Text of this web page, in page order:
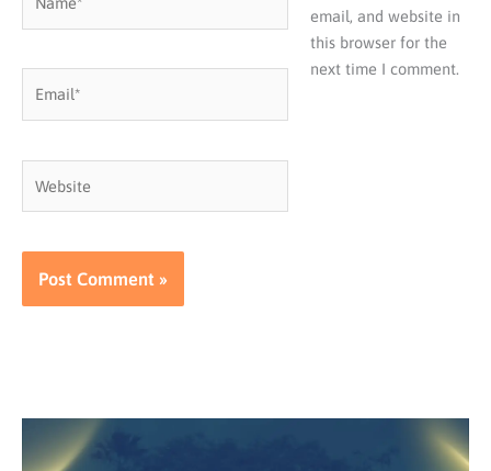
email, and website in
this browser for the
next time I comment.